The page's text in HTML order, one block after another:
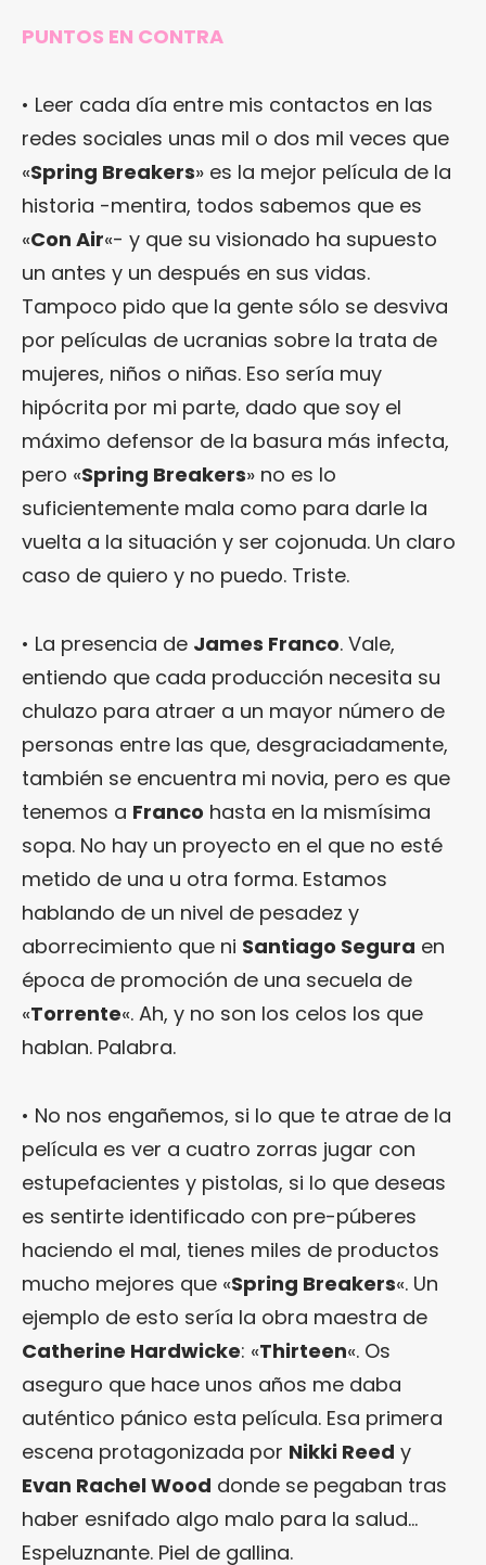
PUNTOS EN CONTRA
• Leer cada día entre mis contactos en las
redes sociales unas mil o dos mil veces que
«Spring Breakers» es la mejor película de la
historia -mentira, todos sabemos que es
«Con Air«- y que su visionado ha supuesto
un antes y un después en sus vidas.
Tampoco pido que la gente sólo se desviva
por películas de ucranias sobre la trata de
mujeres, niños o niñas. Eso sería muy
hipócrita por mi parte, dado que soy el
máximo defensor de la basura más infecta,
pero «Spring Breakers» no es lo
suficientemente mala como para darle la
vuelta a la situación y ser cojonuda. Un claro
caso de quiero y no puedo. Triste.
• La presencia de James Franco. Vale,
entiendo que cada producción necesita su
chulazo para atraer a un mayor número de
personas entre las que, desgraciadamente,
también se encuentra mi novia, pero es que
tenemos a Franco hasta en la mismísima
sopa. No hay un proyecto en el que no esté
metido de una u otra forma. Estamos
hablando de un nivel de pesadez y
aborrecimiento que ni Santiago Segura en
época de promoción de una secuela de
«Torrente«. Ah, y no son los celos los que
hablan. Palabra.
• No nos engañemos, si lo que te atrae de la
película es ver a cuatro zorras jugar con
estupefacientes y pistolas, si lo que deseas
es sentirte identificado con pre-púberes
haciendo el mal, tienes miles de productos
mucho mejores que «Spring Breakers«. Un
ejemplo de esto sería la obra maestra de
Catherine Hardwicke: «Thirteen«. Os
aseguro que hace unos años me daba
auténtico pánico esta película. Esa primera
escena protagonizada por Nikki Reed y
Evan Rachel Wood donde se pegaban tras
haber esnifado algo malo para la salud…
Espeluznante. Piel de gallina.